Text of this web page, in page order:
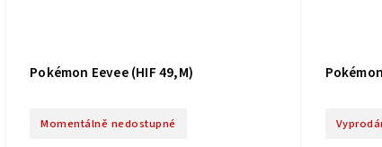
Pokémon Eevee (HIF 49,M)
Momentálně nedostupné